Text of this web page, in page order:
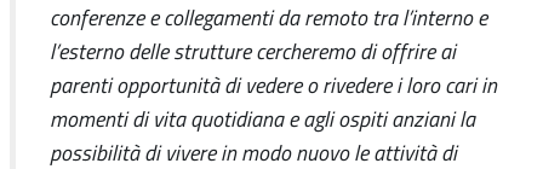
conferenze e collegamenti da remoto tra l’interno e
l’esterno delle strutture cercheremo di offrire ai
parenti opportunità di vedere o rivedere i loro cari in
momenti di vita quotidiana e agli ospiti anziani la
possibilità di vivere in modo nuovo le attività di